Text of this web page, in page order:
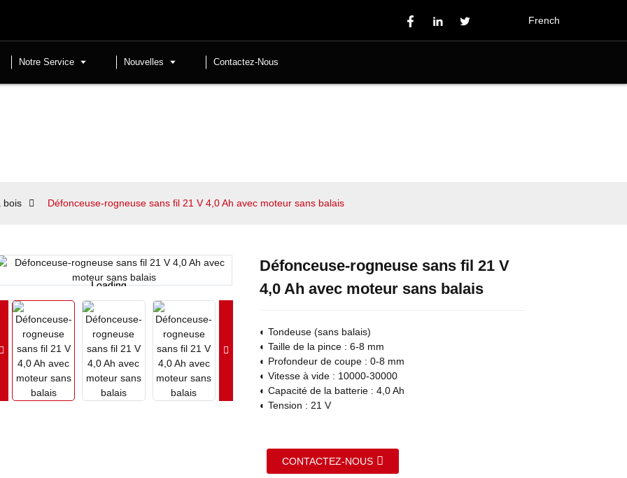
French
Notre Service Nouvelles Contactez-Nous
bois Défonceuse-rogneuse sans fil 21 V 4,0 Ah avec moteur sans balais
Loading...
Loading... Loading...
Loading...
Défonceuse-rogneuse sans fil 21 V
4,0 Ah avec moteur sans balais
◐ Tondeuse (sans balais)
◐ Taille de la pince : 6-8 mm
◐ Profondeur de coupe : 0-8 mm
◐ Vitesse à vide : 10000-30000
◐ Capacité de la batterie : 4,0 Ah
◐ Tension : 21 V
CONTACTEZ-NOUS